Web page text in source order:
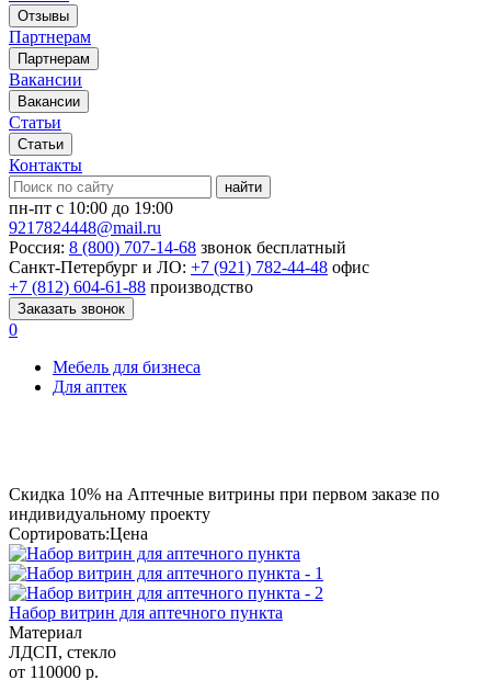
Отзывы
Партнерам
Партнерам
Вакансии
Вакансии
Статьи
Статьи
Контакты
найти
пн-пт с 10:00 до 19:00
9217824448@mail.ru
Россия: 8 (800) 707-14-68 звонок бесплатный
Санкт-Петербург и ЛО: +7 (921) 782-44-48 офис
+7 (812) 604-61-88 производство
Заказать звонок
0
Мебель для бизнеса
Для аптек
Скидка 10% на Аптечные витрины при первом заказе по
индивидуальному проекту
Сортировать:Цена
Набор витрин для аптечного пункта
Материал
ЛДСП, стекло
от 110000 р.